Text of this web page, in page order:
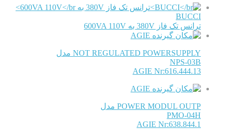
BUCCI
ترانس تک فاز 380V به 600VA 110V
AGIE
NOT REGULATED POWERSUPPLY مدل
NPS-03B
AGIE Nr:616.444.13
AGIE
POWER MODUL OUTP مدل
PMO-04H
AGIE Nr:638.844.1